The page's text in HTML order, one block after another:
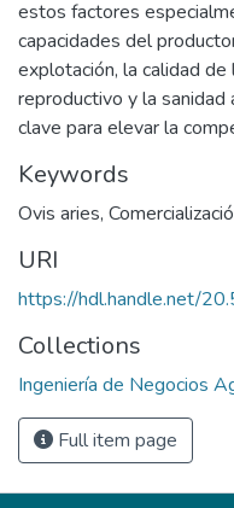
estos factores
capacidades del
explotación, la calidad
reproductivo y la
clave para elevar la
Keywords
Ovis aries,
URI
https://hdl.handle.net/
Collections
Ingeniería de Negocios
Full item page